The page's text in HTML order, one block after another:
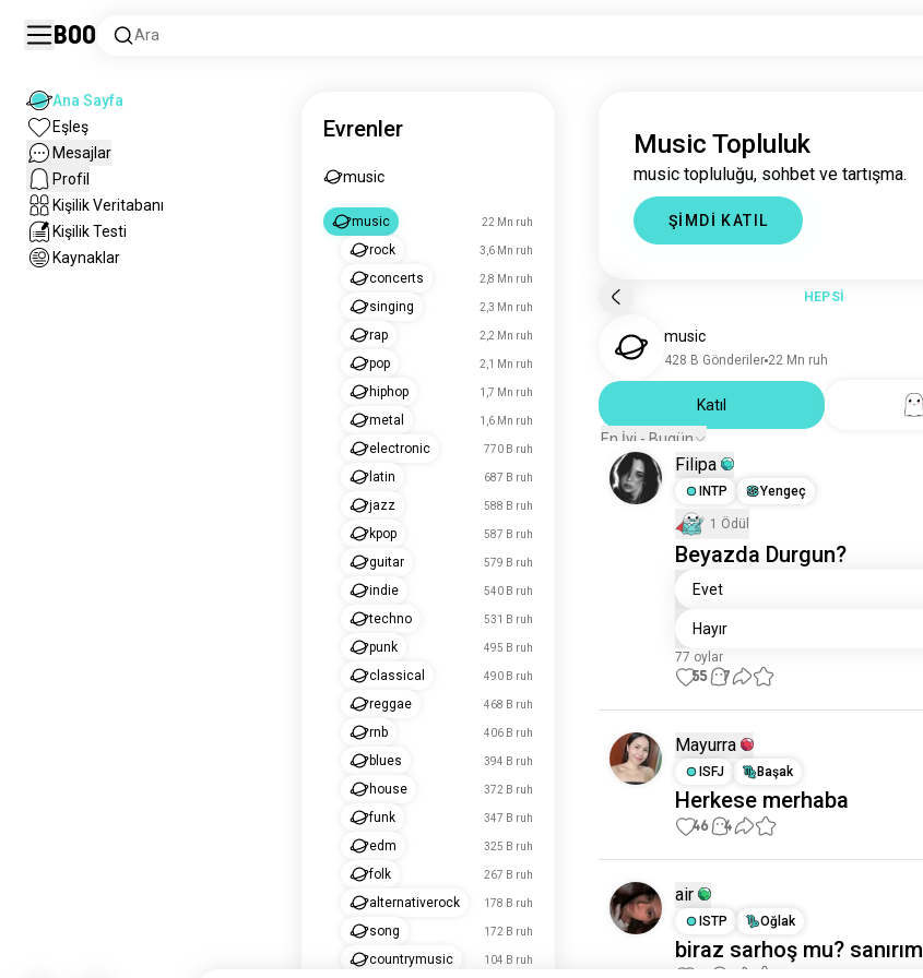
Boo Ara
Ana Sayfa
Eşleş
Mesajlar
Profil
Kişilik Veritabanı
Kişilik Testi
Kaynaklar
Evrenler
music
music 22 Mn ruh
rock 3,6 Mn ruh
concerts 2,8 Mn ruh
singing 2,3 Mn ruh
rap 2,2 Mn ruh
pop 2,1 Mn ruh
hiphop 1,7 Mn ruh
metal 1,6 Mn ruh
electronic 770 B ruh
latin 687 B ruh
jazz 588 B ruh
kpop 587 B ruh
guitar 579 B ruh
indie 540 B ruh
techno 531 B ruh
punk 495 B ruh
classical 490 B ruh
reggae 468 B ruh
rnb 406 B ruh
blues 394 B ruh
house 372 B ruh
funk 347 B ruh
edm 325 B ruh
folk 267 B ruh
alternativerock 178 B ruh
song 172 B ruh
countrymusic 104 B ruh
Music Topluluk
music topluluğu, sohbet ve tartışma.
ŞİMDİ KATIL
HEPSİ
music
428 B Gönderiler 22 Mn ruh
Katıl
En İyi - Bugün
Filipa
INTP
Yengeç
1 Ödül
Beyazda Durgun?
Evet
Hayır
77 oylar
55 7
Mayurra
ISFJ
Başak
Herkese merhaba
46 4
air
ISTP
Oğlak
biraz sarhoş mu? sanırım